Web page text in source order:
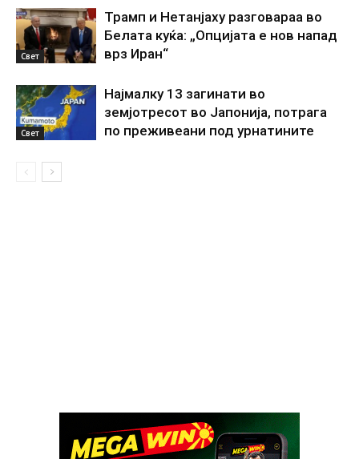
Свет
Трамп и Нетанјаху разговараа во
Белата куќа: „Опцијата е нов напад
врз Иран“
Свет
Најмалку 13 загинати во
земјотресот во Јапонија, потрага
по преживеани под урнатините